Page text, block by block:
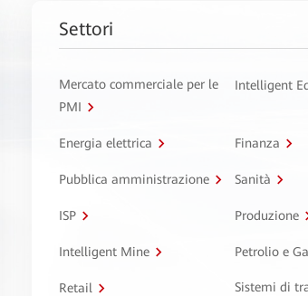
Settori
Mercato commerciale per le
PMI
Intelligent
Energia elettrica Finanza
Pubblica amministrazione Sanità
ISP Produzione
Intelligent Mine Petrolio e
Retail
Sistemi di